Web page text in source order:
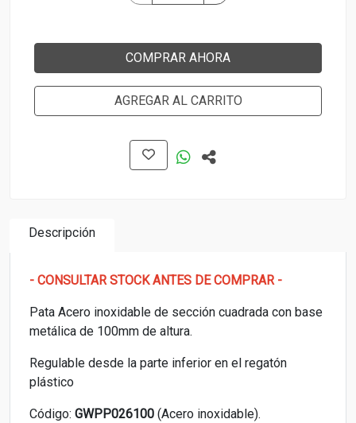
COMPRAR AHORA
AGREGAR AL CARRITO
Descripción
- CONSULTAR STOCK ANTES DE COMPRAR -
Pata Acero inoxidable de sección cuadrada con base
metálica de 100mm de altura.
Regulable desde la parte inferior en el regatón
plástico
Código: GWPP026100 (Acero inoxidable).